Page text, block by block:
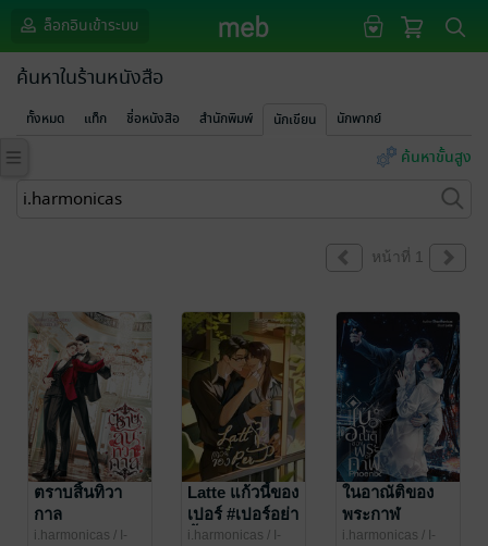
ล็อกอินเข้าระบบ
ค้นหาในร้านหนังสือ
ทั้งหมด แท็ก ชื่อหนังสือ สำนักพิมพ์ นักเขียน นักพากย์
ค้นหาขั้นสูง
หน้าที่ 1
ตราบสิ้นทิวา
กาล
i.harmonicas / I-
Latte แก้วนี้ของ
เปอร์ #เปอร์อย่า
ดื้อ
i.harmonicas / I-
ในอาณัติของ
พระกาฬ
Embrace of
i.harmonicas / I-